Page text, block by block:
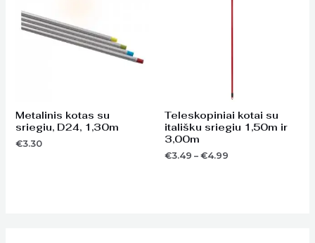
Metalinis kotas su
sriegiu, D24, 1,30m
€3.30
Teleskopiniai kotai su
itališku sriegiu 1,50m ir
3,00m
€3.49 – €4.99